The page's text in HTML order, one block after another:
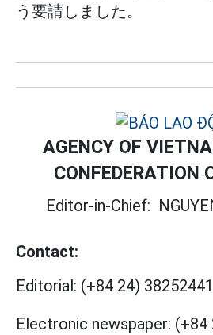
う要請しました。
AGENCY OF
CONFEDERATION
Editor-in-Chief:
Contact:
Editorial: (+84 24) 38252441
Electronic newspaper: (+84